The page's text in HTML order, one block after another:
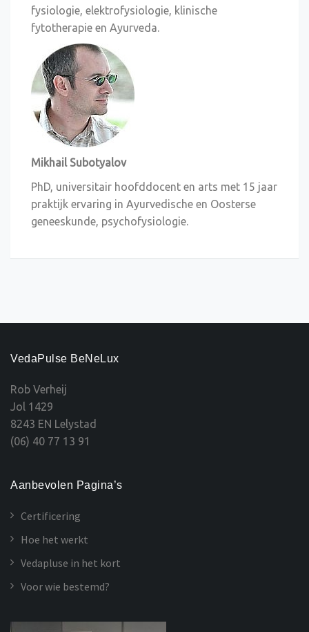
fysiologie, elektrofysiologie, klinische
fytotherapie en Ayurveda.
Mikhail Subotyalov
PhD, universitair hoofddocent en arts met 15 jaar
praktijk ervaring in Ayurvedische en Oosterse
geneeskunde, psychofysiologie.
VedaPulse BeNeLux
Rob Verheij
Jol 1429
8243 EN Lelystad
(06) 40 77 13 91
Aanbevolen Pagina’s
Certificering
Hoe het werkt
Vedapluse in het kort
Voor wie bestemd?